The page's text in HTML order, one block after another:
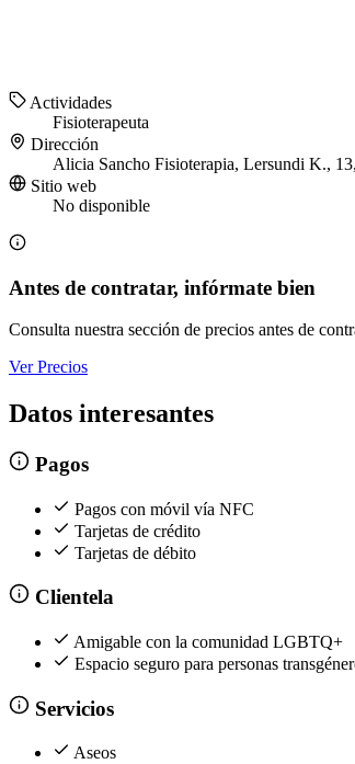
Actividades
Fisioterapeuta
Dirección
Alicia Sancho Fisioterapia, Lersundi K.,
Sitio web
No disponible
Antes de contratar, infórmate bien
Consulta nuestra sección de precios antes de
Ver Precios
Datos interesantes
Pagos
Pagos con móvil vía NFC
Tarjetas de crédito
Tarjetas de débito
Clientela
Amigable con la comunidad LGBTQ+
Espacio seguro para personas
Servicios
Aseos